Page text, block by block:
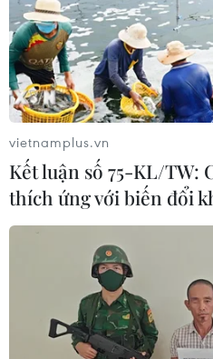
vietnamplus.vn
Kết luận số 75-KL/TW:
thích ứng với biến đổi